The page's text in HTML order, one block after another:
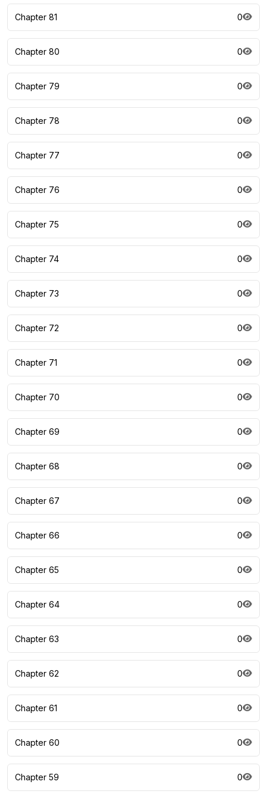
Chapter 81 0
Chapter 80 0
Chapter 79 0
Chapter 78 0
Chapter 77 0
Chapter 76 0
Chapter 75 0
Chapter 74 0
Chapter 73 0
Chapter 72 0
Chapter 71 0
Chapter 70 0
Chapter 69 0
Chapter 68 0
Chapter 67 0
Chapter 66 0
Chapter 65 0
Chapter 64 0
Chapter 63 0
Chapter 62 0
Chapter 61 0
Chapter 60 0
Chapter 59 0